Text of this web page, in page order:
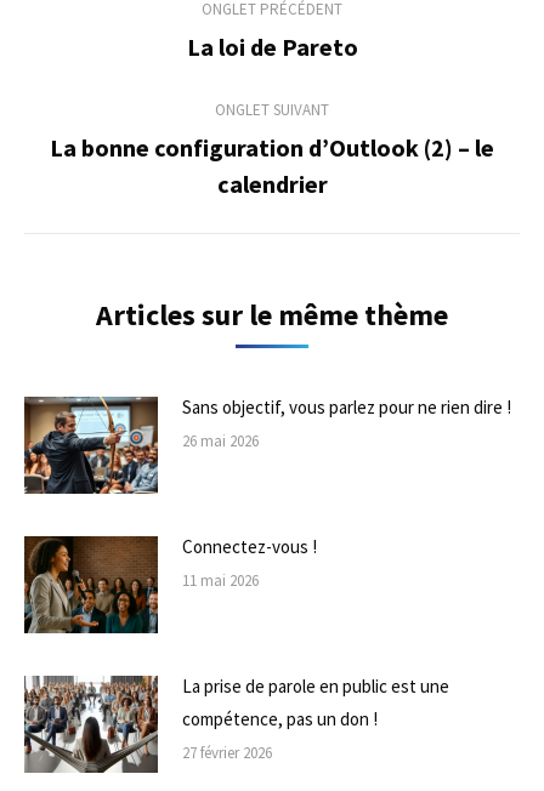
commentaire
ONGLET PRÉCÉDENT
Onglet
La loi de Pareto
ONGLET SUIVANT
Onglet
suivant
La bonne configuration d’Outlook (2) – le
calendrier
Articles sur le même thème
Sans objectif, vous parlez pour ne rien dire !
26 mai 2026
Connectez-vous !
11 mai 2026
La prise de parole en public est une
compétence, pas un don !
27 février 2026